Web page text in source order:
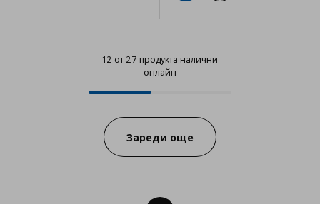
12 от 27 продукта налични
онлайн
12 от 27 продукта налични
Progress:
Зареди още